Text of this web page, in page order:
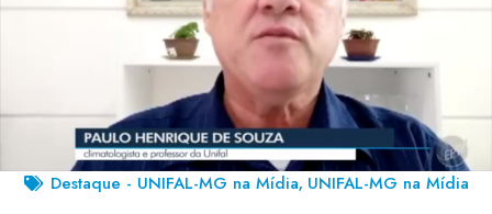
Destaque - UNIFAL-MG na Mídia, UNIFAL-MG na Mídia